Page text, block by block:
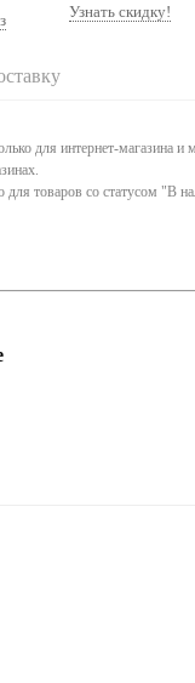
Узнать скидку!
для интернет-магазина и
для товаров со статусом "В